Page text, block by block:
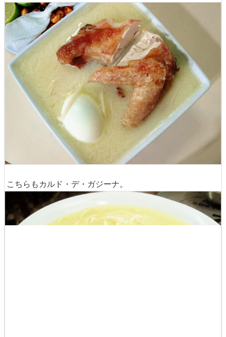
こちらもカルド・デ・ガジーナ。